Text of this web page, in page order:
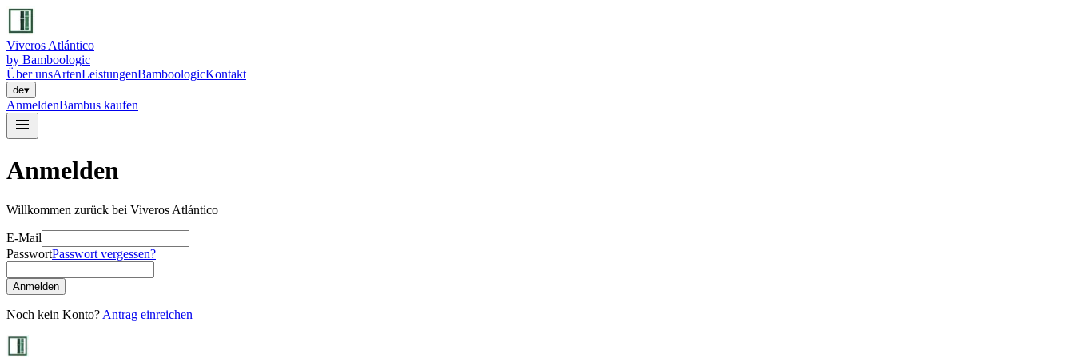
Viveros Atlántico
by Bamboologic
Über unsArtenLeistungenBamboologicKontakt
de▾
AnmeldenBambus kaufen
Anmelden
Willkommen zurück bei Viveros Atlántico
E-Mail
PasswortPasswort vergessen?
Anmelden
Noch kein Konto? Antrag einreichen